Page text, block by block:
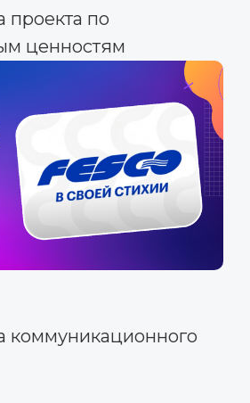
проекта по
ценностям
коммуникационного